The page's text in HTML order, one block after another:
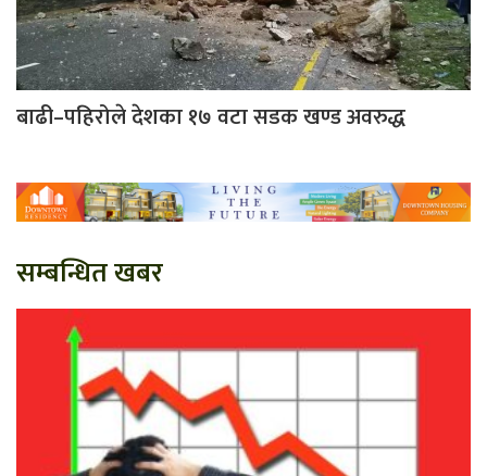
बाढी–पहिरोले देशका १७ वटा सडक खण्ड अवरुद्ध
सम्बन्धित खबर